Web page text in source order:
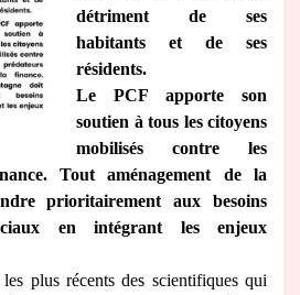
détriment de ses
habitants et de ses
résidents.
Le PCF apporte son
soutien à tous les citoyens
mobilisés contre les
Tout aménagement de la
prioritairement aux besoins
en intégrant les enjeux
plus récents des scientifiques qui